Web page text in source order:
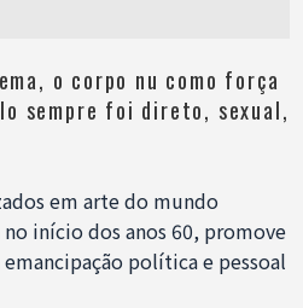
o corpo nu como força
sempre foi direto, sexual,
em arte do mundo
início dos anos 60, promove
política e pessoal